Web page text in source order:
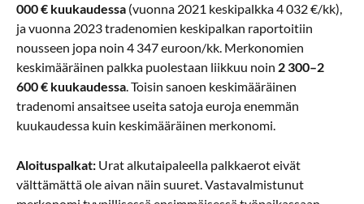
000 € kuukaudessa (vuonna 2021 keskipalkka 4 032 €/kk),
ja vuonna 2023 tradenomien keskipalkan raportoitiin
nousseen jopa noin 4 347 euroon/kk. Merkonomien
keskimääräinen palkka puolestaan liikkuu noin 2 300–2
600 € kuukaudessa. Toisin sanoen keskimääräinen
tradenomi ansaitsee useita satoja euroja enemmän
kuukaudessa kuin keskimääräinen merkonomi.
Aloituspalkat: Urat alkutaipaleella palkkaerot eivät
välttämättä ole aivan näin suuret. Vastavalmistunut